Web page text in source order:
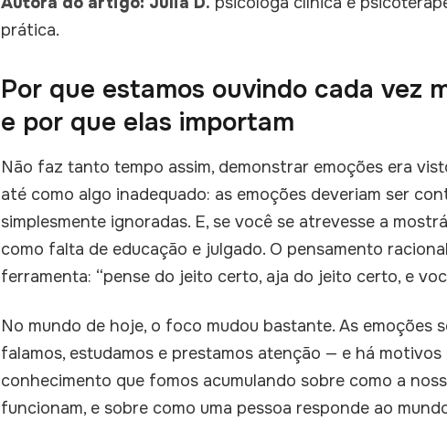
prática.
Por que estamos ouvindo cada vez
e por que elas importam
Não faz tanto tempo assim, demonstrar emoções era
até como algo inadequado: as emoções deveriam ser
simplesmente ignoradas. E, se você se atrevesse a
como falta de educação e julgado. O pensamento
ferramenta: “pense do jeito certo, aja do jeito certo, e
No mundo de hoje, o foco mudou bastante. As emoções
falamos, estudamos e prestamos atenção — e há
conhecimento que fomos acumulando sobre como a
funcionam, e sobre como uma pessoa responde ao